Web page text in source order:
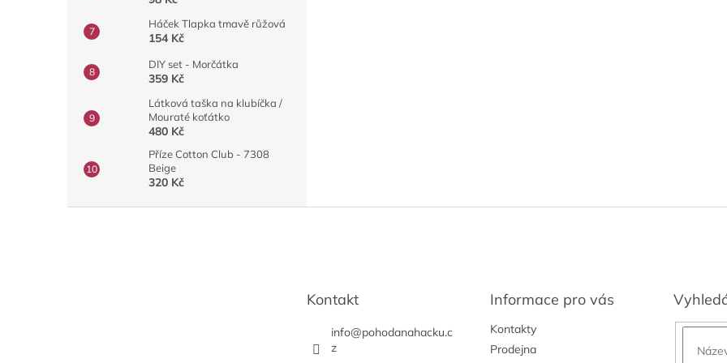
Háček Tlapka tmavě růžová
154 Kč
DIY set - Morčátka
359 Kč
Látková taška na klubíčka /
Mouraté koťátko
480 Kč
Příze Cotton Club - 7308
Beige
320 Kč
Kontakt
info@pohodanahacku.c
z
Informace pro vás
Kontakty
Prodejna